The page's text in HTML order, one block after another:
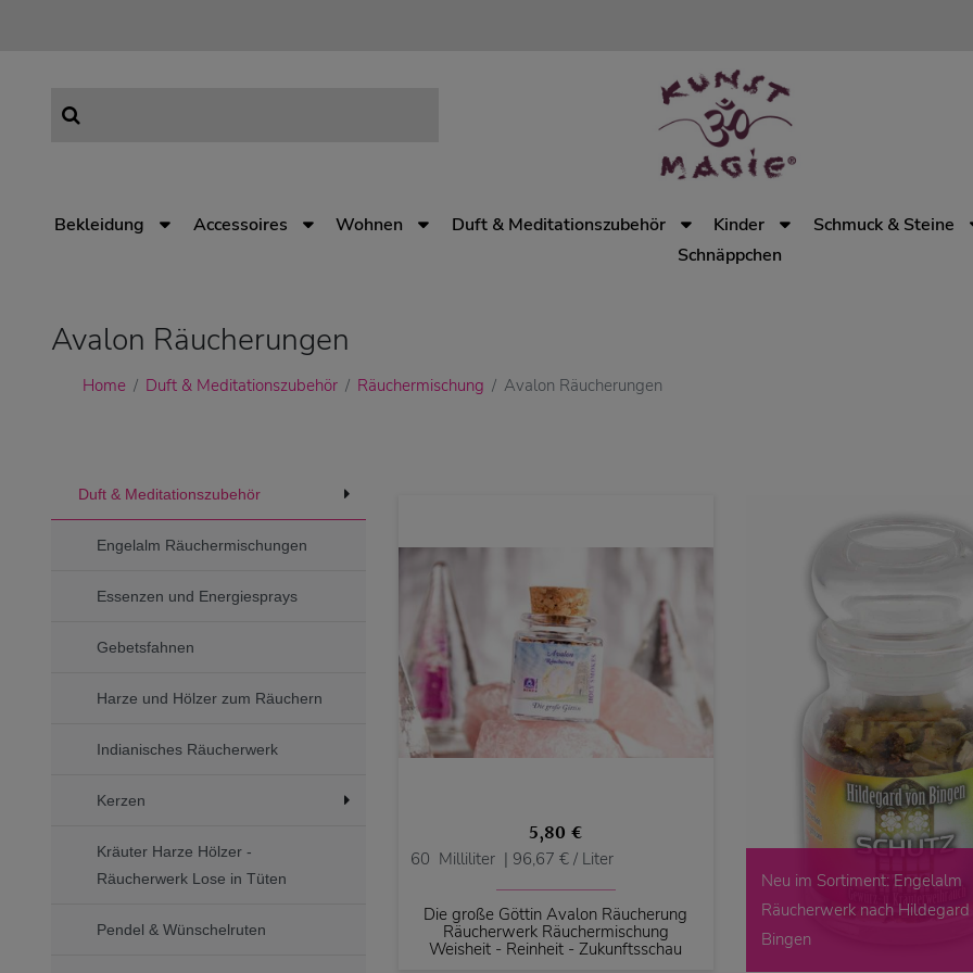
Bekleidung Accessoires Wohnen Duft & Meditationszubehör Kinder
Schmuck & Steine
Schnäppchen
Avalon Räucherungen
Home Duft & Meditationszubehör Räuchermischung Avalon Räucherungen
Duft & Meditationszubehör
Engelalm Räuchermischungen
Essenzen und Energiesprays
Gebetsfahnen
Harze und Hölzer zum Räuchern
Indianisches Räucherwerk
Kerzen
Kräuter Harze Hölzer -
Räucherwerk Lose in Tüten
Pendel & Wünschelruten
5,80 €
60 Milliliter | 96,67 € / Liter
Die große Göttin Avalon Räucherung
Räucherwerk Räuchermischung
Weisheit - Reinheit - Zukunftsschau
Neu im Sortiment: Engelalm
Räucherwerk nach
Bingen